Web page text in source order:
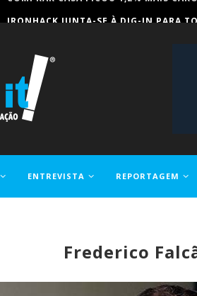
ENTREVISTA REPORTAGEM
Frederico